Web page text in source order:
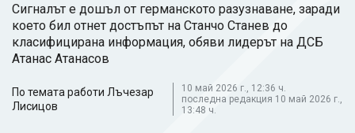
Сигналът е дошъл от германското разузнаване, заради
което бил отнет достъпът на Станчо Станев до
класифицирана информация, обяви лидерът на ДСБ
Атанас Атанасов
По темата работи Лъчезар
Лисицов
10 май 2026 г., 12:36 ч.
последна редакция 10 май 2026 г.,
13:48 ч.